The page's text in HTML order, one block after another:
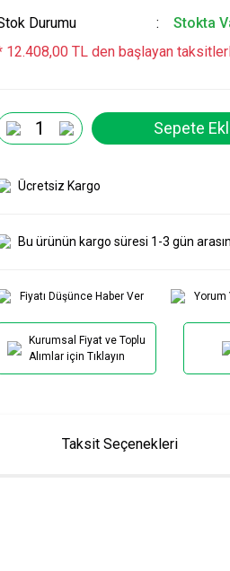
Durumu
Stokta
12.408,00 TL den başlayan
Sepete
Ücretsiz Kargo
Bu ürünün kargo süresi 1-3 gün
Fiyatı Düşünce Haber Ver Yorum
Kurumsal Fiyat ve Toplu
Alımlar için Tıklayın
Taksit Seçenekleri